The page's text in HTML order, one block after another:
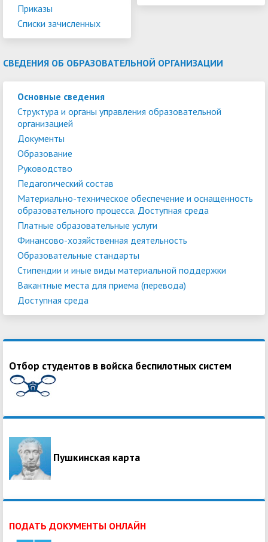
Приказы
Списки зачисленных
СВЕДЕНИЯ ОБ ОБРАЗОВАТЕЛЬНОЙ ОРГАНИЗАЦИИ
Основные сведения
Структура и органы управления образовательной
организацией
Документы
Образование
Руководство
Педагогический состав
Материально-техническое обеспечение и оснащенность
образовательного процесса. Доступная среда
Платные образовательные услуги
Финансово-хозяйственная деятельность
Образовательные стандарты
Стипендии и иные виды материальной поддержки
Вакантные места для приема (перевода)
Доступная среда
Отбор студентов в войска беспилотных систем
Пушкинская карта
ПОДАТЬ ДОКУМЕНТЫ ОНЛАЙН